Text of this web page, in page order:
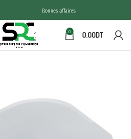
Bonnes affaires
0 0.00DT